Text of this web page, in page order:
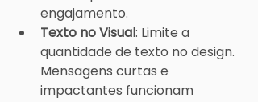
engajamento.
Texto no Visual: Limite a
quantidade de texto no design.
Mensagens curtas e
impactantes funcionam